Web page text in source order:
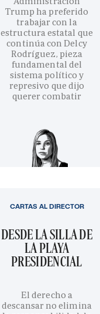
Trump ha preferido
trabajar con la
estructura estatal que
continúa con Delcy
Rodríguez, pieza
fundamental del
sistema político y
represivo que dijo
querer combatir
DESDE LA SILLA DE
LA PLAYA
PRESIDENCIAL
El derecho a
descansar no elimina
CARTAS AL DIRECTOR